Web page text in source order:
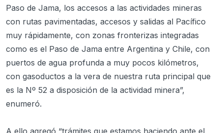
Paso de Jama, los accesos a las actividades mineras
con rutas pavimentadas, accesos y salidas al Pacífico
muy rápidamente, con zonas fronterizas integradas
como es el Paso de Jama entre Argentina y Chile, con
puertos de agua profunda a muy pocos kilómetros,
con gasoductos a la vera de nuestra ruta principal que
es la Nº 52 a disposición de la actividad minera”,
enumeró.